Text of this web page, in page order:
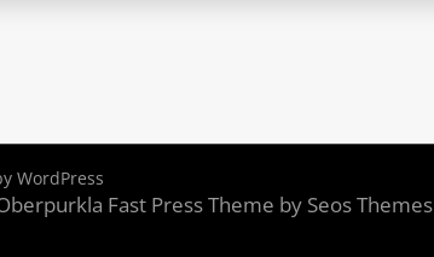
WordPress
Fast Press Theme by Seos Themes